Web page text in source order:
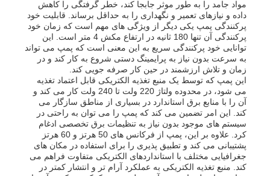
خانه
محصولات
فیلم های
مواد جامد را به طور موثر جابجا کند، خطر گرفتگی را کاهش
داده و نیازهای تعمیر و نگهداری را به حداقل برساند. قابلیت خود
پرکنندگی پمپ یکی دیگر از ویژگی های مهم است که زمان خود
پرکنندگی آن تنها 180 ثانیه در ارتفاع مکش 4 متر است. این
توانایی خود پرکنندگی سریع به این معنی است که پمپ می تواند
به سرعت بدون نیاز به پرایمینگ دستی شروع به کار کند و در
زمان و تلاش ارزشمند در حین کار صرفه جویی کند.
این پمپ که توسط یک منبع تغذیه الکتریکی قابل اعتماد تغذیه
می شود، در محدوده ولتاژ 220 ولت تا 240 ولت کار می کند و
آن را با منابع برق استاندارد در بسیاری از مناطق سازگار می
کند. این امر تضمین می کند که پمپ را می توان به راحتی در
سیستم های موجود بدون نیاز به تنظیمات برق تخصصی ادغام
کرد. علاوه بر این، پمپ از فرکانس های 50 هرتز و 60 هرتز
پشتیبانی می کند و تطبیق پذیری را برای استفاده در مکان های
جغرافیایی مختلف با استانداردهای الکتریکی متفاوت فراهم می
کند. منبع تغذیه الکتریکی به عملکرد آرام تر و انتشار کمتر در